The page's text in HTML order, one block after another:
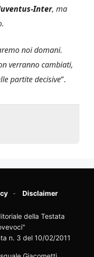
Inter, ma
noi domani.
verranno cambiati,
partite decisive“.
Disclaimer
della Testata
n. 3 del 10/02/2011